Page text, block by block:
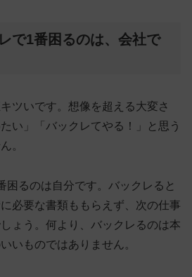
で1番困るのは、会社で
ツいです。想像を超える大変さ
い」「バックレてやる！」と思う
。
困るのは自分です。 バックレると
必要な書類ももらえず、次の仕事
ょう。何より、バックレるのは本
いものではありません。